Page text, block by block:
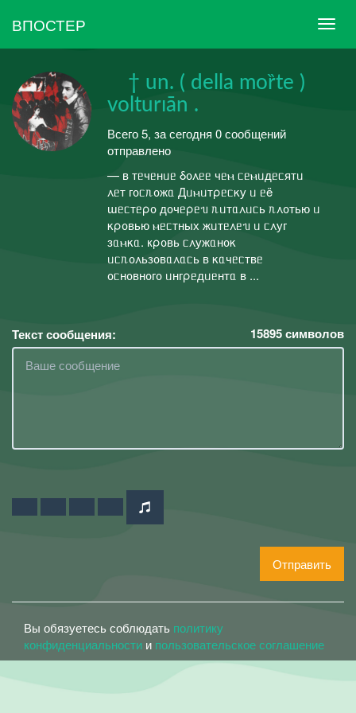
ВПОСТЕР
† un. ( della mо̏rte )
volturıān .
Всего 5, за сегодня 0 сообщений
отправлено
— в ᴛᥱчᥱнᥙᥱ δ᧐᧘ᥱᥱ чᥱⲙ ᥴᥱⲙᥙдᥱᥴяᴛᥙ
᧘ᥱᴛ ᴦ᧐ᥴᥰ᧐жᥲ Дᥙⲙᥙᴛρᥱᥴκу ᥙ ᥱë
ɯᥱᥴᴛᥱρ᧐ д᧐чᥱρᥱᥔ ᥰᥙᴛᥲ᧘ᥙᥴь ᥰ᧘᧐ᴛью ᥙ
κρ᧐ʙью ⲙᥱᥴᴛных жᥙᴛᥱ᧘ᥱᥔ ᥙ ᥴ᧘уᴦ
зᥲⲙκᥲ. кρ᧐ʙь ᥴ᧘ужᥲн᧐κ
ᥙᥴᥰ᧐᧘ьз᧐ʙᥲ᧘ᥲᥴь ʙ κᥲчᥱᥴᴛʙᥱ
᧐ᥴн᧐ʙн᧐ᴦ᧐ ᥙнᴦρᥱдᥙᥱнᴛᥲ ʙ ...
Текст сообщения: 15895символов
Отправить
Вы обязуетесь соблюдать политику
конфиденциальности и пользовательское соглашение